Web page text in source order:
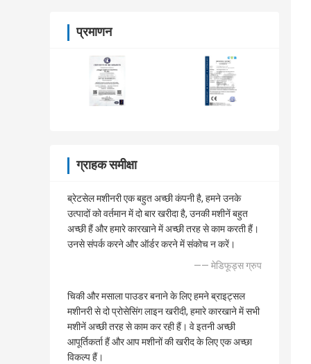
प्रमाणन
ग्राहक समीक्षा
ब्रेटसेल मशीनरी एक बहुत अच्छी कंपनी है, हमने उनके
उत्पादों को वर्तमान में दो बार खरीदा है, उनकी मशीनें बहुत
अच्छी हैं और हमारे कारखाने में अच्छी तरह से काम करती हैं।
उनसे संपर्क करने और ऑर्डर करने में संकोच न करें।
—— मेडिफूड्स ग्रुप
चिकी और मसाला पाउडर बनाने के लिए हमने ब्राइट्सल
मशीनरी से दो प्रोसेसिंग लाइन खरीदी, हमारे कारखाने में सभी
मशीनें अच्छी तरह से काम कर रही हैं। वे इतनी अच्छी
आपूर्तिकर्ता हैं और आप मशीनों की खरीद के लिए एक अच्छा
विकल्प हैं।